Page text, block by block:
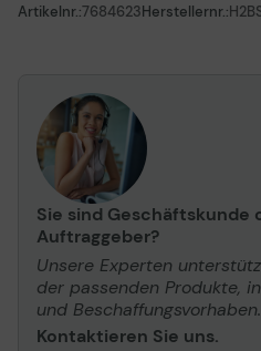
Artikelnr.:7684623Herstellernr.:
Sie sind
Auftraggeber?
Unsere Experten
der passenden Produkte,
und Beschaffungsvorhaben.
Kontaktieren Sie uns.